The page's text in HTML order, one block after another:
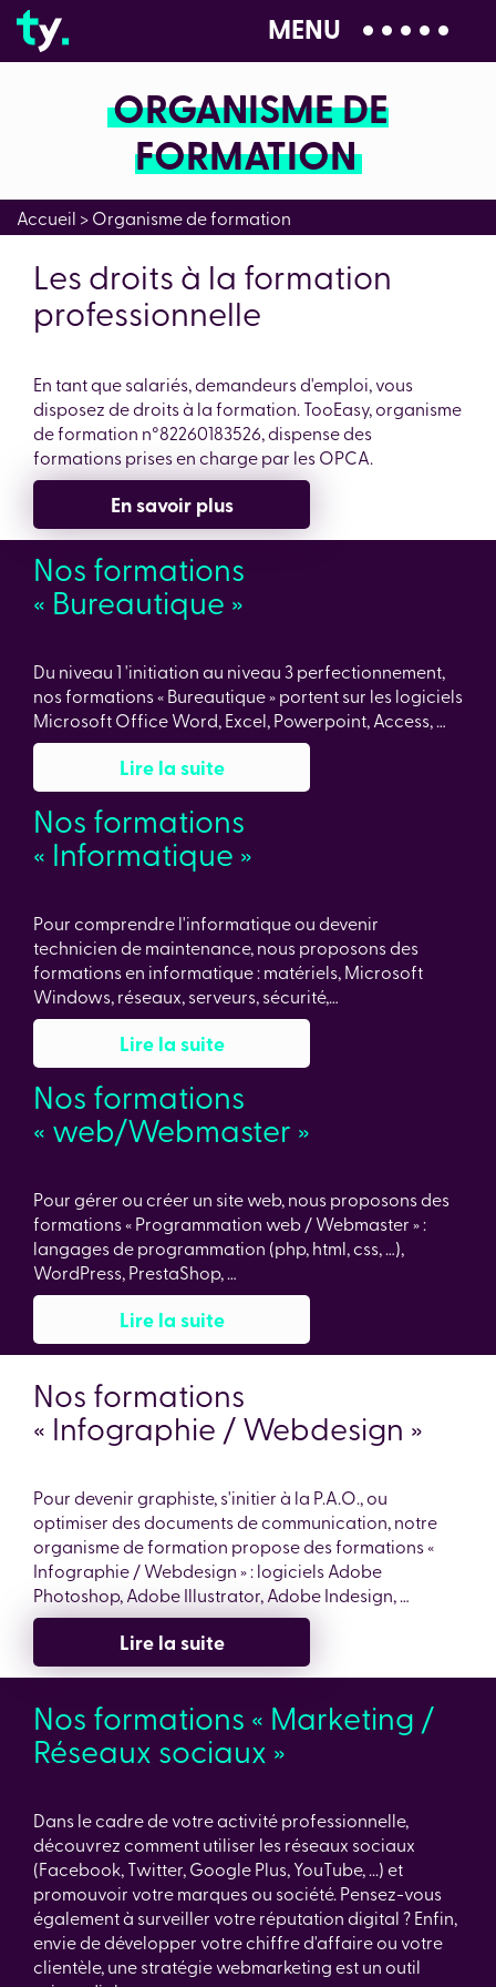
04 28 99 00 80
MENU
ORGANISME DE
FORMATION
Accueil >Organisme de formation
Les droits à la formation
professionnelle
En tant que salariés, demandeurs d'emploi, vous
disposez de droits à la formation. TooEasy, organisme
de formation n°82260183526, dispense des
formations prises en charge par les OPCA.
En savoir plus
Nos formations
« Bureautique »
Du niveau 1 'initiation au niveau 3 perfectionnement,
nos formations « Bureautique » portent sur les logiciels
Microsoft Office Word, Excel, Powerpoint, Access, …
Lire la suite
Nos formations
« Informatique »
Pour comprendre l'informatique ou devenir
technicien de maintenance, nous proposons des
formations en informatique : matériels, Microsoft
Windows, réseaux, serveurs, sécurité,…
Lire la suite
Nos formations
« web/Webmaster »
Pour gérer ou créer un site web, nous proposons des
formations « Programmation web / Webmaster » :
langages de programmation (php, html, css, …),
WordPress, PrestaShop, …
Lire la suite
Nos formations
« Infographie / Webdesign »
Pour devenir graphiste, s'initier à la P.A.O., ou
optimiser des documents de communication, notre
organisme de formation propose des formations «
Infographie / Webdesign » : logiciels Adobe
Photoshop, Adobe Illustrator, Adobe Indesign, …
Lire la suite
Nos formations « Marketing /
Réseaux sociaux »
Dans le cadre de votre activité professionnelle,
découvrez comment utiliser les réseaux sociaux
(Facebook, Twitter, Google Plus, YouTube, ...) et
promouvoir votre marques ou société. Pensez-vous
également à surveiller votre réputation digital ? Enfin,
envie de développer votre chiffre d'affaire ou votre
clientèle, une stratégie webmarketing est un outil